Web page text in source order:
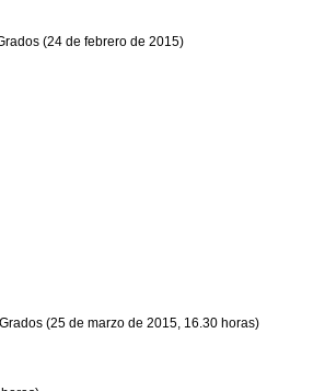
(24 de febrero de 2015)
(25 de marzo de 2015, 16.30 horas)